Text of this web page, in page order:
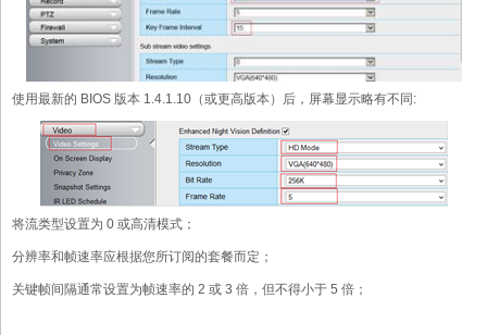
使用最新的 BIOS 版本 1.4.1.10（或更高版本）后，屏幕显示略有不同:
将流类型设置为 0 或高清模式；
分辨率和帧速率应根据您所订阅的套餐而定；
关键帧间隔通常设置为帧速率的 2 或 3 倍，但不得小于 5 倍；